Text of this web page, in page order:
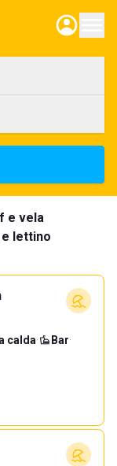
e vela
lettino
calda· Bar·